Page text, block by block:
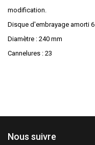
modification.
Disque d'embrayage amorti
Diamètre : 240 mm
Cannelures : 23
Nous suivre